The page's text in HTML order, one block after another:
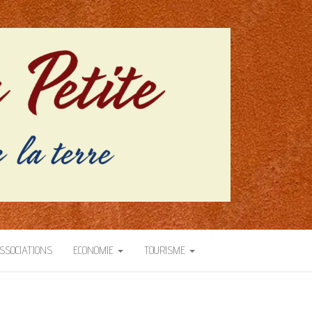
ECONOMIE TOURISME